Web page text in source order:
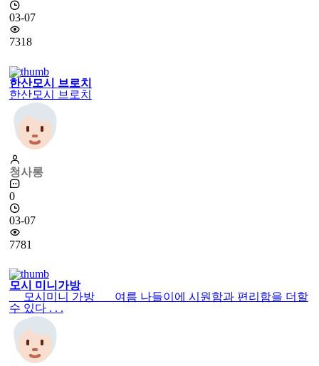
03-07
7318
한산모시 브로치
한산모시 브로치
청사롱
0
03-07
7781
모시 미니가방
모시미니 가방 여름 나들이에 시원함과 편리함을 더할
수 있다 . . .